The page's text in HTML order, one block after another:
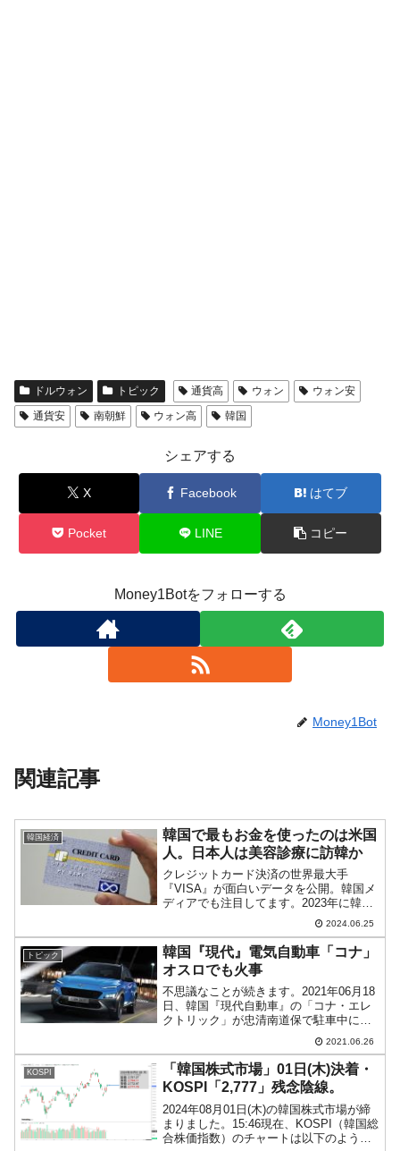
ドルウォン トピック 通貨高 ウォン
ウォン安
通貨安
南朝鮮 ウォン高 韓国
シェアする
X Facebook はてブ
Pocket LINE コピー
Money1Botをフォローする
Money1Bot
関連記事
韓国経済
韓国で最もお金を使ったのは米国
人。日本人は美容診療に訪韓か
クレジットカード決済の世界最大手
『VISA』が面白いデータを公開。韓国メ
ディアでも注目してます。2023年に韓国
を訪問した外国人で最も決済金額が多か
ったのはアメリカ合衆国の人だった――
となっています（クレジットカードの発
行国籍）。金額の多い...
2024.06.25
トピック
韓国『現代』電気自動車「コナ」
オスロでも火事
不思議なことが続きます。2021年06月18
日、韓国『現代自動車』の「コナ・エレ
クトリック」が忠清南道保で駐車中に火
災を起こしたことをご紹介しましたが、
同様のことが06月23日、ノルウェーのオ
スロでも起こったことが分かりました。
⇒参照・引用...
2021.06.26
KOSPI
「韓国株式市場」01日(木)決着・
KOSPI「2,777」残念陰線。
2024年08月01日(木)の韓国株式市場が締
まりました。15:46現在、KOSPI（韓国総
合株価指数）のチャートは以下のように